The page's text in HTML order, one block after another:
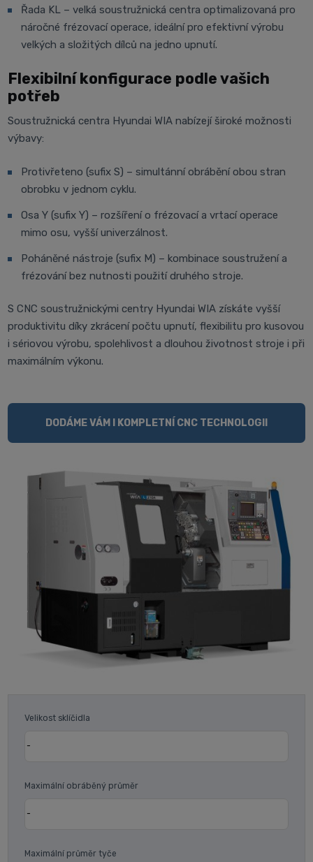
Řada KL – velká soustružnická centra optimalizovaná pro
náročné frézovací operace, ideální pro efektivní výrobu
velkých a složitých dílců na jedno upnutí.
Flexibilní konfigurace podle vašich
potřeb
Soustružnická centra Hyundai WIA nabízejí široké možnosti
výbavy:
Protivřeteno (sufix S) – simultánní obrábění obou stran
obrobku v jednom cyklu.
Osa Y (sufix Y) – rozšíření o frézovací a vrtací operace
mimo osu, vyšší univerzálnost.
Poháněné nástroje (sufix M) – kombinace soustružení a
frézování bez nutnosti použití druhého stroje.
S CNC soustružnickými centry Hyundai WIA získáte vyšší
produktivitu díky zkrácení počtu upnutí, flexibilitu pro kusovou
i sériovou výrobu, spolehlivost a dlouhou životnost stroje i při
maximálním výkonu.
DODÁME VÁM I KOMPLETNÍ CNC TECHNOLOGII
Velikost sklíčidla
Maximální obráběný průměr
Maximální průměr tyče